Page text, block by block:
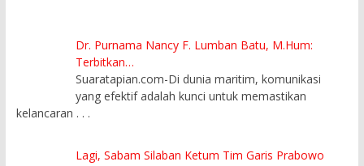
Dr. Purnama Nancy F. Lumban Batu, M.Hum:
Terbitkan…
Suaratapian.com-Di dunia maritim, komunikasi
yang efektif adalah kunci untuk memastikan
kelancaran . . .
Lagi, Sabam Silaban Ketum Tim Garis Prabowo